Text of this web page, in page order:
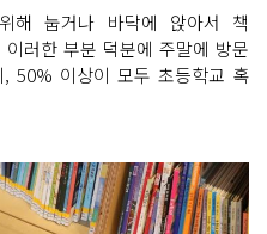
해 눕거나 바닥에 앉아서 책
러한 부분 덕분에 주말에 방문
50% 이상이 모두 초등학교 혹